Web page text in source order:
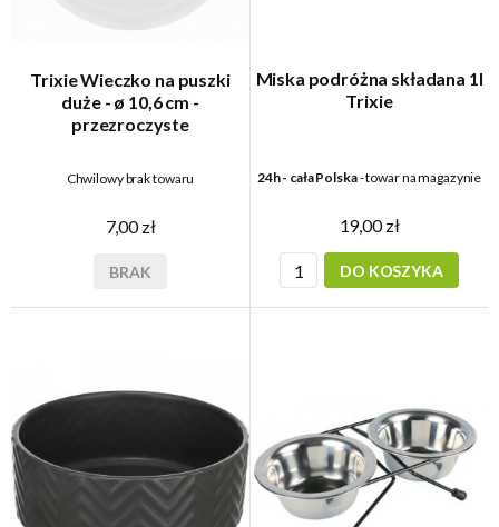
Trixie Wieczko na puszki
duże - ø 10,6 cm -
przezroczyste
Chwilowy brak towaru
7,00 zł
BRAK
Miska podróżna składana 1l
Trixie
24h - cała Polska- towar na magazynie
19,00 zł
DO KOSZYKA